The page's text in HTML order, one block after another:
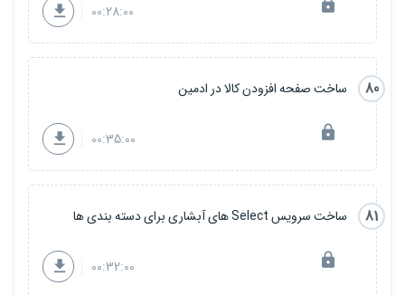
00:28:00
80 ساخت صفحه افزودن کالا در ادمین
00:35:00
81 ساخت سرویس Select های آبشاری برای دسته بندی ها
00:32:00